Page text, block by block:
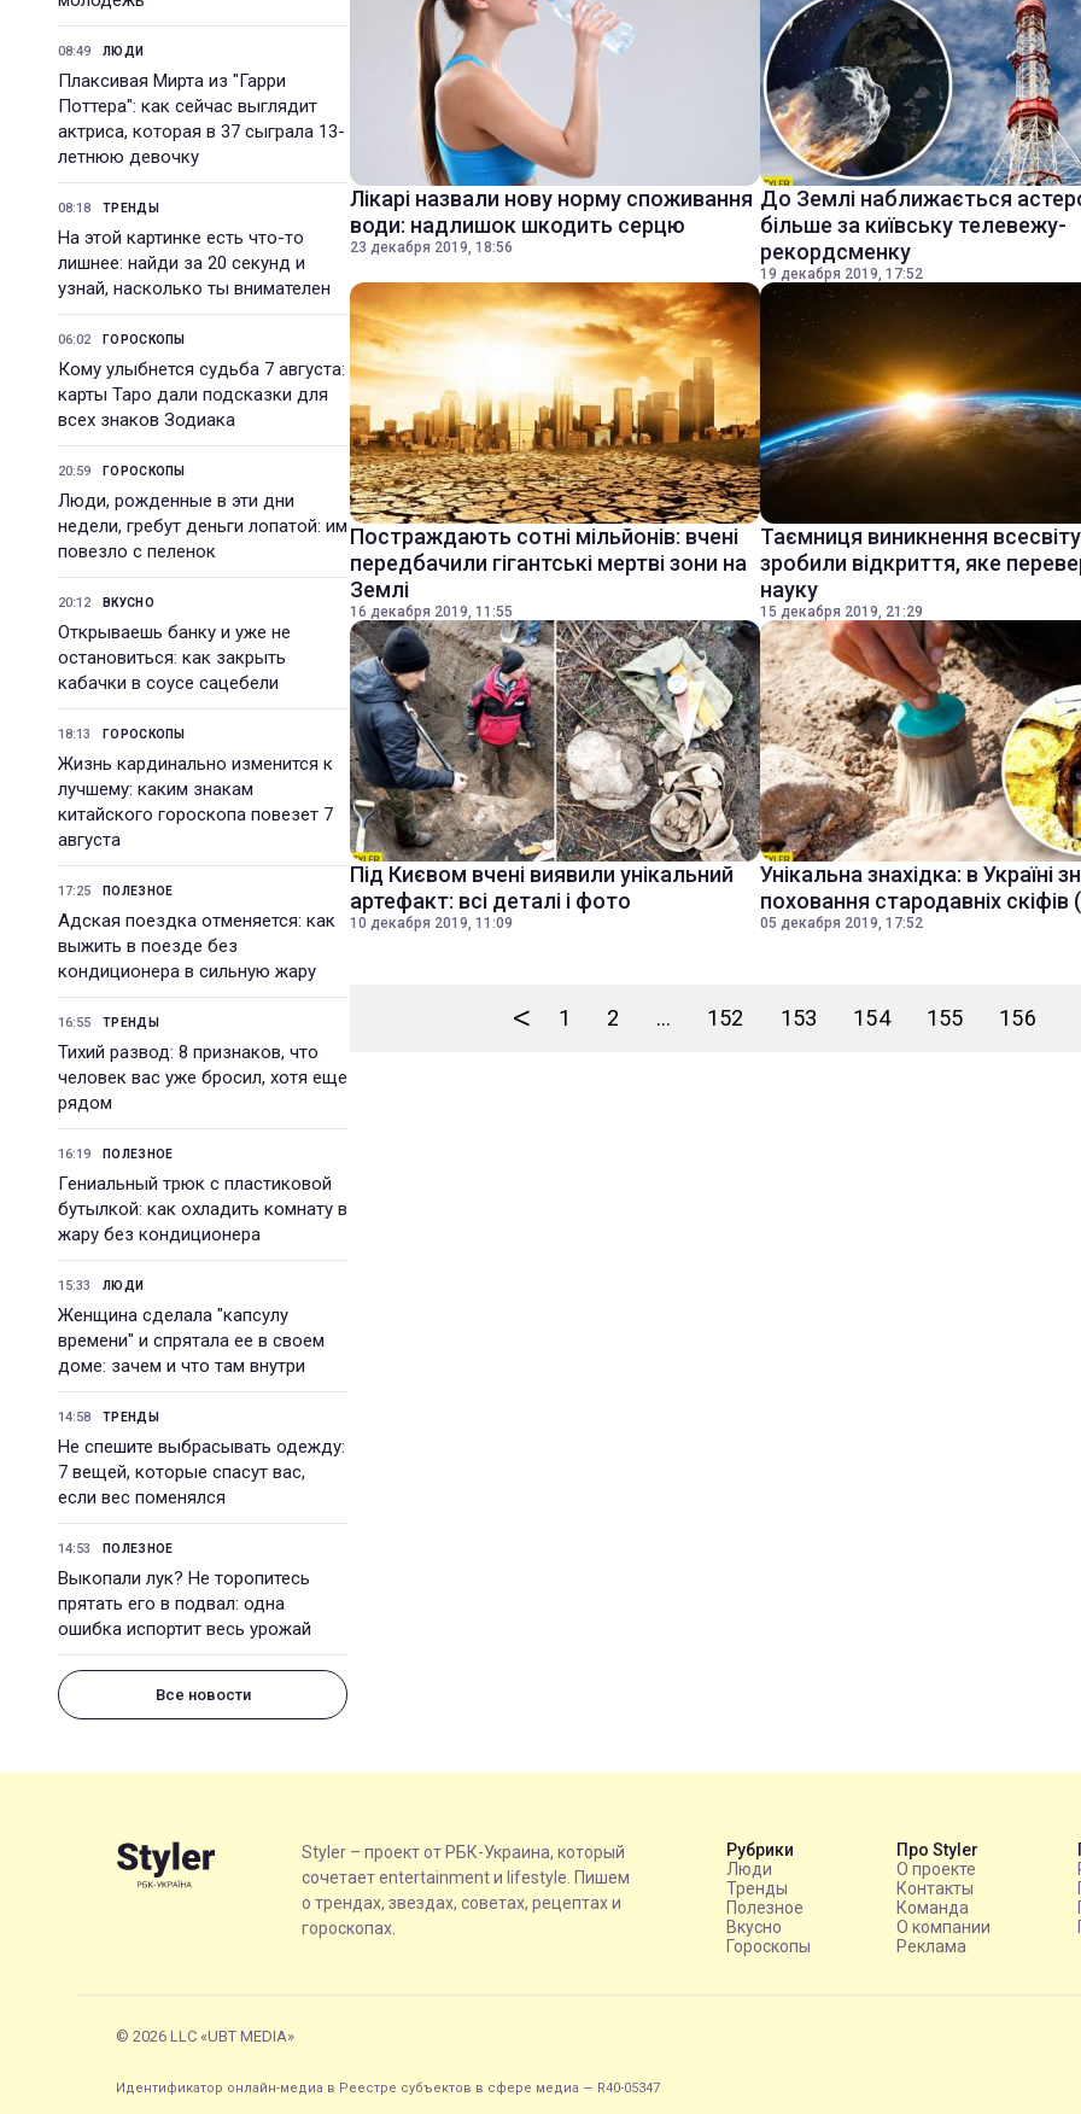
08:49 ЛЮДИ
Плаксивая Мирта из "Гарри
Поттера": как сейчас выглядит
актриса, которая в 37 сыграла 13-
летнюю девочку
08:18 ТРЕНДЫ
На этой картинке есть что-то
лишнее: найди за 20 секунд и
узнай, насколько ты внимателен
06:02 ГОРОСКОПЫ
Кому улыбнется судьба 7 августа:
карты Таро дали подсказки для
всех знаков Зодиака
20:59 ГОРОСКОПЫ
Люди, рожденные в эти дни
недели, гребут деньги лопатой: им
повезло с пеленок
20:12 ВКУСНО
Открываешь банку и уже не
остановиться: как закрыть
кабачки в соусе сацебели
18:13 ГОРОСКОПЫ
Жизнь кардинально изменится к
лучшему: каким знакам
китайского гороскопа повезет 7
августа
17:25 ПОЛЕЗНОЕ
Адская поездка отменяется: как
выжить в поезде без
кондиционера в сильную жару
16:55 ТРЕНДЫ
Тихий развод: 8 признаков, что
человек вас уже бросил, хотя еще
рядом
16:19 ПОЛЕЗНОЕ
Гениальный трюк с пластиковой
бутылкой: как охладить комнату в
жару без кондиционера
15:33 ЛЮДИ
Женщина сделала "капсулу
времени" и спрятала ее в своем
доме: зачем и что там внутри
14:58 ТРЕНДЫ
Не спешите выбрасывать одежду:
7 вещей, которые спасут вас,
если вес поменялся
14:53 ПОЛЕЗНОЕ
Выкопали лук? Не торопитесь
прятать его в подвал: одна
ошибка испортит весь урожай
Все новости
Лікарі назвали нову норму споживання
води: надлишок шкодить серцю
23 декабря 2019, 18:56
До Землі наближається
більше за київську телевежу-
рекордсменку
19 декабря 2019, 17:52
Постраждають сотні мільйонів: вчені
передбачили гігантські мертві зони на
Землі
16 декабря 2019, 11:55
Таємниця виникнення
зробили відкриття, яке
науку
15 декабря 2019, 21:29
Під Києвом вчені виявили унікальний
артефакт: всі деталі і фото
10 декабря 2019, 11:09
Унікальна знахідка: в Україні
поховання стародавніх
05 декабря 2019, 17:52
< 1 2 ... 152 153 154 155 156
Styler – проект от РБК-Украина, который
сочетает entertainment и lifestyle. Пишем
о трендах, звездах, советах, рецептах и
гороскопах.
Рубрики
Люди
Тренды
Полезное
Вкусно
Гороскопы
Про Styler
О проекте
Контакты
Команда
О компании
Реклама
© 2026 LLC «UBT MEDIA»
Идентификатор онлайн-медиа в Реестре субъектов в сфере медиа — R40-05347